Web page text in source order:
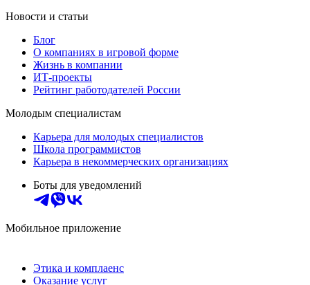
Новости и статьи
Блог
О компаниях в игровой форме
Жизнь в компании
ИТ-проекты
Рейтинг работодателей России
Молодым специалистам
Карьера для молодых специалистов
Школа программистов
Карьера в некоммерческих организациях
Боты для уведомлений
Мобильное приложение
Этика и комплаенс
Оказание услуг